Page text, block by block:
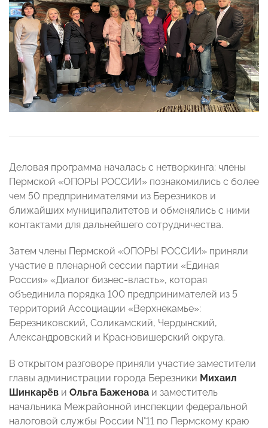
Деловая программа началась с нетворкинга: члены
Пермской «ОПОРЫ РОССИИ» познакомились с более
чем 50 предпринимателями из Березников и
ближайших муниципалитетов и обменялись с ними
контактами для дальнейшего сотрудничества.
Затем члены Пермской «ОПОРЫ РОССИИ» приняли
участие в пленарной сессии партии «Единая
Россия» «Диалог бизнес-власть», которая
объединила порядка 100 предпринимателей из 5
территорий Ассоциации «Верхнекамье»:
Березниковский, Соликамский, Чердынский,
Александровский и Красновишерский округа.
В открытом разговоре приняли участие заместители
главы администрации города Березники Михаил
Шинкарёв и Ольга Баженова и заместитель
начальника Межрайонной инспекции федеральной
налоговой службы России N°11 по Пермскому краю